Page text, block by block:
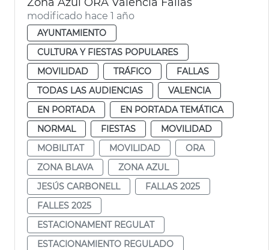
modificado hace 1 año
AYUNTAMIENTO
CULTURA Y FIESTAS POPULARES
MOVILIDAD
TRÁFICO
FALLAS
TODAS LAS AUDIENCIAS
VALENCIA
EN PORTADA
EN PORTADA TEMÁTICA
NORMAL
FIESTAS
MOVILIDAD
MOBILITAT
MOVILIDAD
ORA
ZONA BLAVA
ZONA AZUL
JESÚS CARBONELL
FALLAS 2025
FALLES 2025
ESTACIONAMENT REGULAT
ESTACIONAMIENTO REGULADO